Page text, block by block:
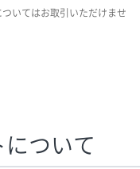
いてはお取引いただけませ
ついて